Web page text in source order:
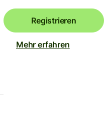
Registrieren
Mehr erfahren